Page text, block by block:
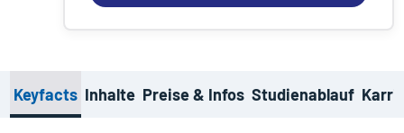
Keyfacts Inhalte Preise & Infos Studienablauf